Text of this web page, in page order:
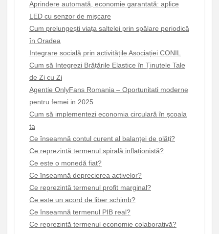
Aprindere automată, economie garantată: aplice
LED cu senzor de mișcare
Cum prelungești viața saltelei prin spălare periodică
în Oradea
Integrare socială prin activitățile Asociației CONIL
Cum să Integrezi Brățările Elastice în Ținutele Tale
de Zi cu Zi
Agentie OnlyFans Romania – Oportunitati moderne
pentru femei in 2025
Cum să implementezi economia circulară în școala
ta
Ce înseamnă contul curent al balanței de plăți?
Ce reprezintă termenul spirală inflaționistă?
Ce este o monedă fiat?
Ce înseamnă deprecierea activelor?
Ce reprezintă termenul profit marginal?
Ce este un acord de liber schimb?
Ce înseamnă termenul PIB real?
Ce reprezintă termenul economie colaborativă?